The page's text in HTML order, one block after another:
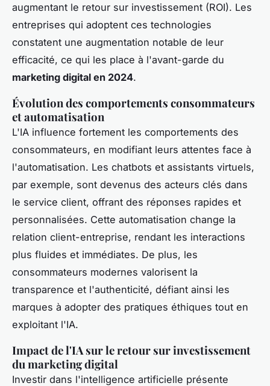
augmentant le retour sur investissement (ROI). Les
entreprises qui adoptent ces technologies
constatent une augmentation notable de leur
efficacité, ce qui les place à l'avant-garde du
marketing digital en 2024.
Évolution des comportements consommateurs
et automatisation
L'IA influence fortement les comportements des
consommateurs, en modifiant leurs attentes face à
l'automatisation. Les chatbots et assistants virtuels,
par exemple, sont devenus des acteurs clés dans
le service client, offrant des réponses rapides et
personnalisées. Cette automatisation change la
relation client-entreprise, rendant les interactions
plus fluides et immédiates. De plus, les
consommateurs modernes valorisent la
transparence et l'authenticité, défiant ainsi les
marques à adopter des pratiques éthiques tout en
exploitant l'IA.
Impact de l'IA sur le retour sur investissement
du marketing digital
Investir dans l'intelligence artificielle présente